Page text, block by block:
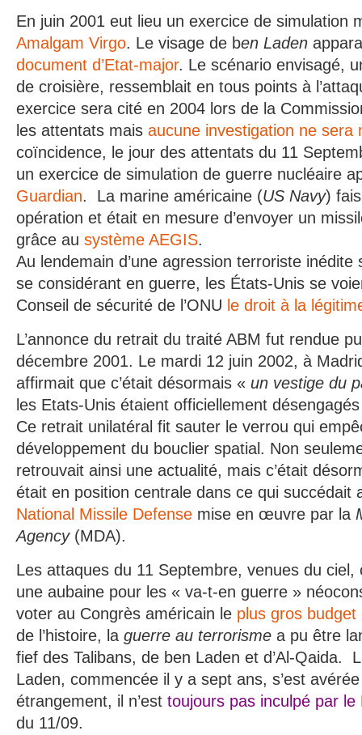
En juin 2001 eut lieu un exercice de simulation
Amalgam Virgo. Le visage de ben Laden
document d’Etat-major. Le scénario envisagé,
de croisière, ressemblait en tous points à
exercice sera cité en 2004 lors de la
les attentats mais aucune investigation ne sera
coïncidence, le jour des attentats du 11
un exercice de simulation de guerre nucléaire
Guardian. La marine américaine (US Navy)
opération et était en mesure d’envoyer un
grâce au système AEGIS.
Au lendemain d’une agression terroriste
se considérant en guerre, les États-Unis se
Conseil de sécurité de l’ONU le droit à la
L’annonce du retrait du traité ABM fut rendue
décembre 2001. Le mardi 12 juin 2002, à
affirmait que c’était désormais « un vestige du
les Etats-Unis étaient officiellement
Ce retrait unilatéral fit sauter le verrou qui
développement du bouclier spatial. Non
retrouvait ainsi une actualité, mais c’était
était en position centrale dans ce qui succédait
National Missile Defense mise en œuvre par la
Agency (MDA).
Les attaques du 11 Septembre, venues du
une aubaine pour les « va-t-en guerre »
voter au Congrès américain le plus gros
de l’histoire, la guerre au terrorisme a pu être
fief des Talibans, de ben Laden et d’Al-Qaida.
Laden, commencée il y a sept ans, s’est
étrangement, il n’est toujours pas inculpé par le
du 11/09.